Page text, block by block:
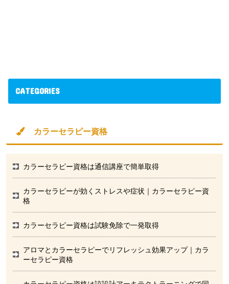
CATEGORIES
カラーセラピー資格
カラーセラピー資格は通信講座で簡単取得
カラーセラピーが効くストレスや症状｜カラーセラピー資
格
カラーセラピー資格は試験免除で一発取得
アロマとカラーセラピーでリフレッシュ効果アップ｜カラ
ーセラピー資格